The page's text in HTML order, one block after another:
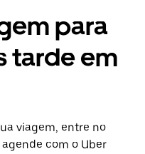
para
tarde em
viagem, entre no
com o Uber